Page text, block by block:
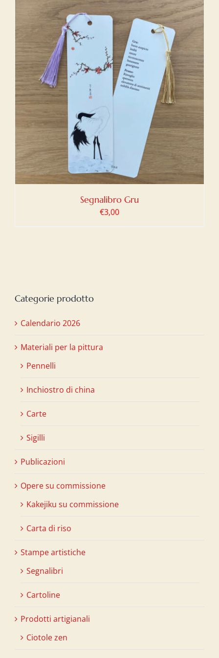
Segnalibro Gru
€3,00
Categorie prodotto
Calendario 2026
Materiali per la pittura
Pennelli
Inchiostro di china
Carte
Sigilli
Publicazioni
Opere su commissione
Kakejiku su commissione
Carta di riso
Stampe artistiche
Segnalibri
Cartoline
Prodotti artigianali
Ciotole zen